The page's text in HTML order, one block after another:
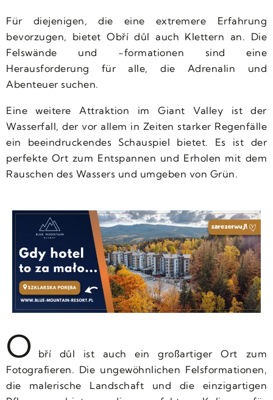
Für diejenigen, die eine extremere Erfahrung
bevorzugen, bietet Obří důl auch Klettern an. Die
Felswände und -formationen sind eine
Herausforderung für alle, die Adrenalin und
Abenteuer suchen.
Eine weitere Attraktion im Giant Valley ist der
Wasserfall, der vor allem in Zeiten starker Regenfälle
ein beeindruckendes Schauspiel bietet. Es ist der
perfekte Ort zum Entspannen und Erholen mit dem
Rauschen des Wassers und umgeben von Grün.
O
bří důl ist auch ein großartiger Ort zum
Fotografieren. Die ungewöhnlichen Felsformationen,
die malerische Landschaft und die einzigartigen